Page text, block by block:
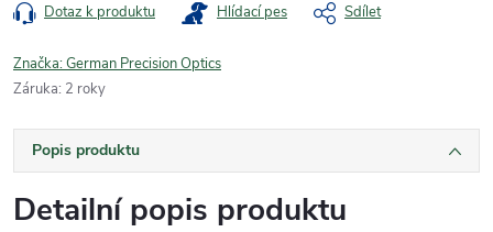
Dotaz k produktu Hlídací pes Sdílet
Značka:German Precision Optics
Záruka: 2 roky
Popis produktu
Detailní popis produktu